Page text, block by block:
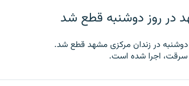
در روز دوشنبه قطع شد
در زندان مرکزی مشهد قطع شد.
سرقت، اجرا شده است.